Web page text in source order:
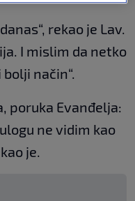
rekao je Lav.
I mislim da netko
način“.
poruka Evanđelja:
ne vidim kao
je.